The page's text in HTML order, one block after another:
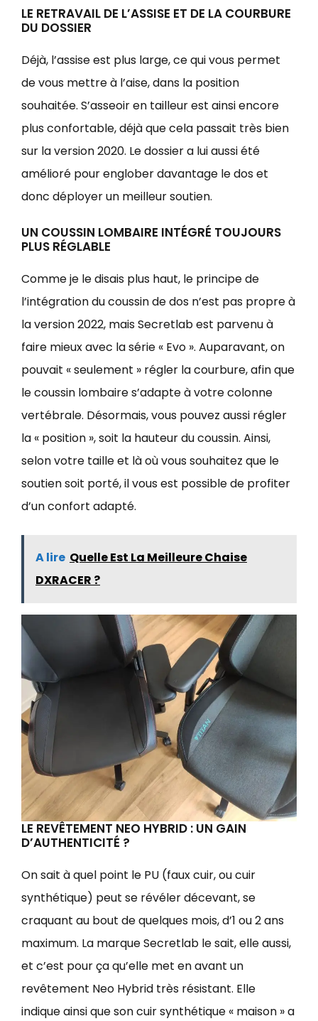
LE RETRAVAIL DE L’ASSISE ET DE LA COURBURE
DU DOSSIER
Déjà, l’assise est plus large, ce qui vous permet
de vous mettre à l’aise, dans la position
souhaitée. S’asseoir en tailleur est ainsi encore
plus confortable, déjà que cela passait très bien
sur la version 2020. Le dossier a lui aussi été
amélioré pour englober davantage le dos et
donc déployer un meilleur soutien.
UN COUSSIN LOMBAIRE INTÉGRÉ TOUJOURS
PLUS RÉGLABLE
Comme je le disais plus haut, le principe de
l’intégration du coussin de dos n’est pas propre à
la version 2022, mais Secretlab est parvenu à
faire mieux avec la série « Evo ». Auparavant, on
pouvait « seulement » régler la courbure, afin que
le coussin lombaire s’adapte à votre colonne
vertébrale. Désormais, vous pouvez aussi régler
la « position », soit la hauteur du coussin. Ainsi,
selon votre taille et là où vous souhaitez que le
soutien soit porté, il vous est possible de profiter
d’un confort adapté.
A lire Quelle Est La Meilleure Chaise
DXRACER ?
LE REVÊTEMENT NEO HYBRID : UN GAIN
D’AUTHENTICITÉ ?
On sait à quel point le PU (faux cuir, ou cuir
synthétique) peut se révéler décevant, se
craquant au bout de quelques mois, d’1 ou 2 ans
maximum. La marque Secretlab le sait, elle aussi,
et c’est pour ça qu’elle met en avant un
revêtement Neo Hybrid très résistant. Elle
indique ainsi que son cuir synthétique « maison » a